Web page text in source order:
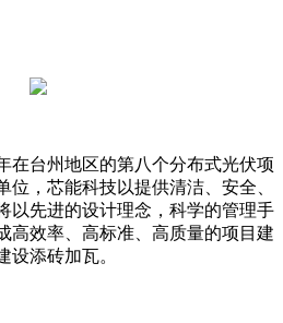
在台州地区的第八个分布式光伏项
位，芯能科技以提供清洁、安全、
以先进的设计理念，科学的管理手
高效率、高标准、高质量的项目建
设添砖加瓦。